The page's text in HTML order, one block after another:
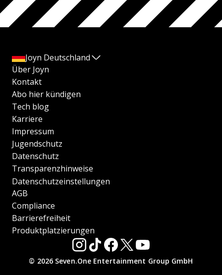
Joyn Deutschland
Über Joyn
Kontakt
Abo hier kündigen
Tech blog
Karriere
Impressum
Jugendschutz
Datenschutz
Transparenzhinweise
Datenschutzeinstellungen
AGB
Compliance
Barrierefreiheit
Produktplatzierungen
© 2026 Seven.One Entertainment Group GmbH